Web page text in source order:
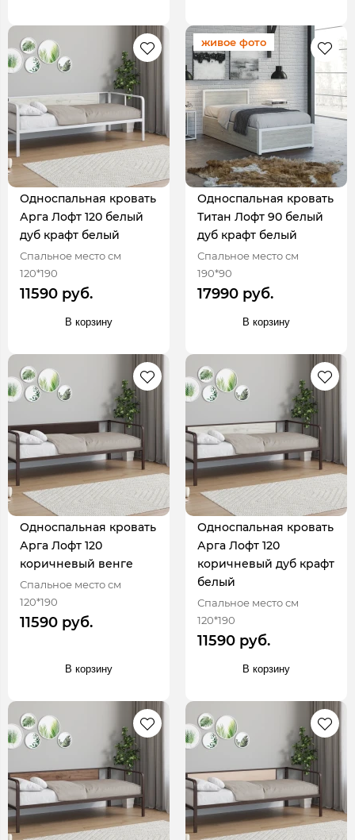
Односпальная кровать
Арга Лофт 120 белый
дуб крафт белый
Спальное место см
120*190
11590 руб.
В корзину
живое фото
Односпальная кровать
Титан Лофт 90 белый
дуб крафт белый
Спальное место см
190*90
17990 руб.
В корзину
Односпальная кровать
Арга Лофт 120
коричневый венге
Спальное место см
120*190
11590 руб.
В корзину
Односпальная кровать
Арга Лофт 120
коричневый дуб крафт
белый
Спальное место см
120*190
11590 руб.
В корзину